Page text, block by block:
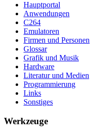
Hauptportal
Anwendungen
C264
Emulatoren
Firmen und Personen
Glossar
Grafik und Musik
Hardware
Literatur und Medien
Programmierung
Links
Sonstiges
Werkzeuge